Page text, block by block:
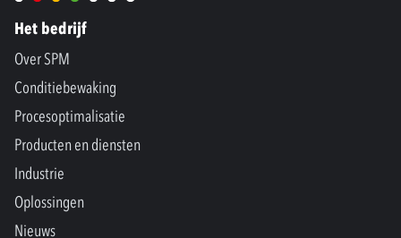
Het bedrijf
Over SPM
Conditiebewaking
Procesoptimalisatie
Producten en diensten
Industrie
Oplossingen
Nieuws